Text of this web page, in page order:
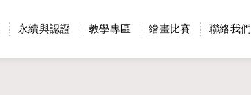
永續與認證 教學專區 繪畫比賽 聯絡我們